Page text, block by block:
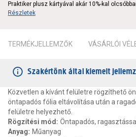
Praktiker plusz kártyával akár 10%-kal
Részletek
TERMÉKJELLEMZŐK VÁSÁRLÓI
Szakértőnk által kiemelt
Közvetlen a kívánt felületre rögzíthető
öntapadós fólia eltávolítása után a
felületre helyezhető.
Rögzítési mód : Öntapadós, ragasztással
Anyag: Műanyag